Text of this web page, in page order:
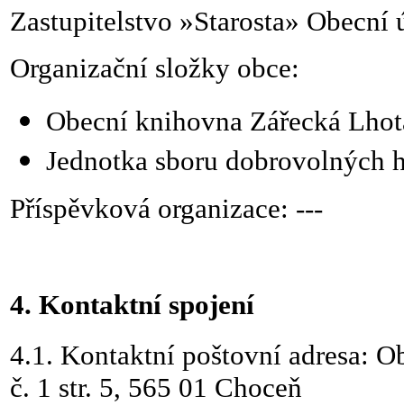
Zastupitelstvo »Starosta» Obecní
Organizační složky obce:
Obecní knihovna Zářecká
Jednotka sboru dobrovolných
Příspěvková organizace: ---
4. Kontaktní spojení
4.1. Kontaktní poštovní adresa:
č. 1 str. 5, 565 01 Choceň